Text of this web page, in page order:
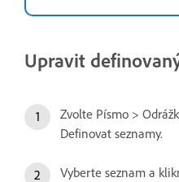
Upravit
Zvolte Písmo >
Definovat seznamy.
Vyberte seznam a